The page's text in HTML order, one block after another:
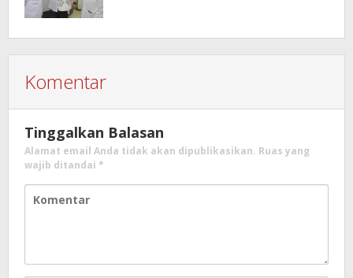
Komentar
Tinggalkan Balasan
Alamat email Anda tidak akan dipublikasikan. Ruas yang
wajib ditandai *